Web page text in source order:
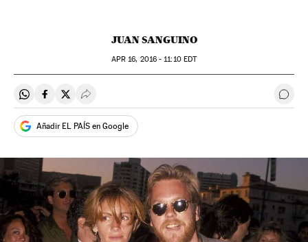
JUAN SANGUINO
APR 16, 2016 - 11:10EDT
Compartir en Whatsapp
Compartir en Facebook
Compartir en Twitter
Desplegar Redes Sociales
Añadir EL PAÍS en Google